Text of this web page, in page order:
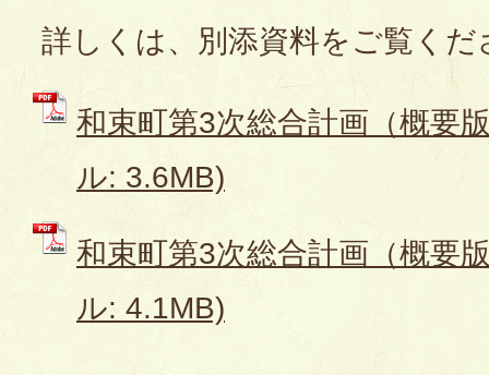
詳しくは、別添資料をご覧くだ
和束町第3次総合計画（概要
ル: 3.6MB)
和束町第3次総合計画（概要
ル: 4.1MB)